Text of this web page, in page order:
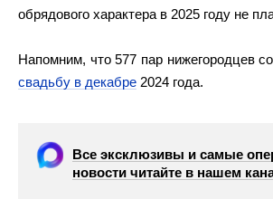
обрядового характера в 2025 году не
Напомним, что 577 пар нижегородцев
свадьбу в декабре 2024 года.
Все эксклюзивы и самые
новости читайте в нашем